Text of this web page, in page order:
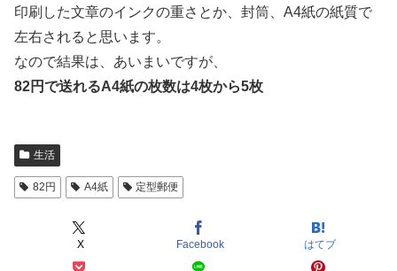
印刷した文章のインクの重さとか、封筒、A4紙の紙質で
左右されると思います。
なので結果は、あいまいですが、
82円で送れるA4紙の枚数は4枚から5枚
生活
82円 A4紙 定型郵便
X Facebook はてブ